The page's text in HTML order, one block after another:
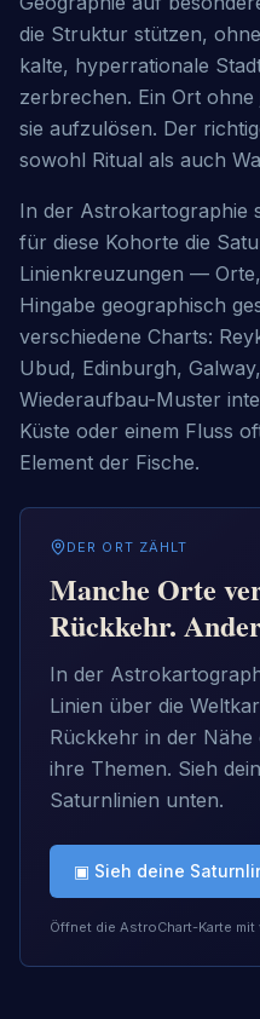
die Struktur stützen,
kalte, hyperrationale
zerbrechen. Ein Ort
sie aufzulösen. Der
sowohl Ritual als auch
In der Astrokartographie
für diese Kohorte die
Linienkreuzungen —
Hingabe geographisch
verschiedene Charts:
Ubud, Edinburgh,
Wiederaufbau-Muster
Küste oder einem Fluss
Element der Fische.
DER ORT ZÄHLT
Manche Orte
Rückkehr.
In der
Linien über die
Rückkehr in der
ihre Themen. Sieh
Saturnlinien unten.
▣ Sieh deine
Öffnet die AstroChart-Karte